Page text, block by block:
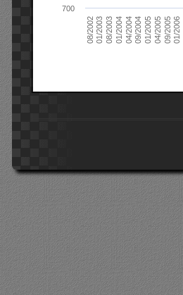
08/200201/200308/200301/200404/200409/200401/200504/200509/200501/2006
700